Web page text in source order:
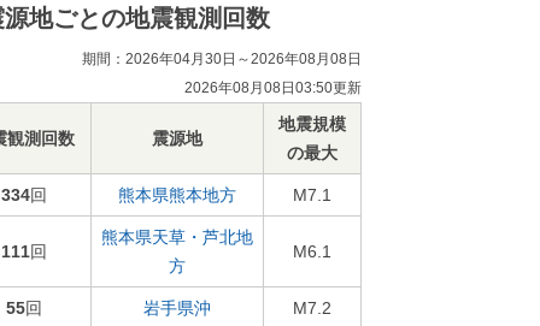
源地ごとの地震観測回数
期間：2026年04月30日～2026年08月08日
2026年08月08日03:50更新
観測回数 震源地
地震規模
の最大
334回 熊本県熊本地方 M7.1
111回
熊本県天草・芦北地
方
M6.1
55回 岩手県沖 M7.2